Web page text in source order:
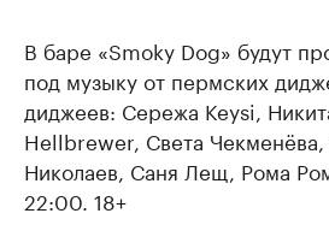
В баре «Smoky Dog» будут
под музыку от пермских
диджеев: Сережа Keysi,
Hellbrewer, Света
Николаев, Саня Лещ, Рома
22:00. 18+